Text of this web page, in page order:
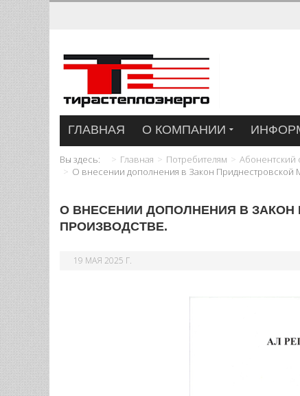
ГЛАВНАЯ О КОМПАНИИ
Вы здесь: Главная Потребителям Абонентский
О внесении дополнения в Закон Приднестровской
О ВНЕСЕНИИ ДОПОЛНЕНИЯ В
ПРОИЗВОДСТВЕ.
19 МАЯ 2025 Г.